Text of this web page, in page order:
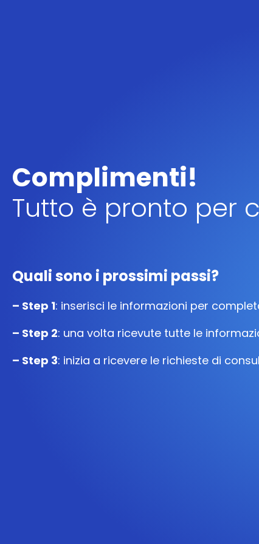
Complimenti!
Tutto è pronto per
Quali sono i prossimi passi?
– Step 1: inserisci le informazioni per
– Step 2: una volta ricevute tutte le
– Step 3: inizia a ricevere le richieste di